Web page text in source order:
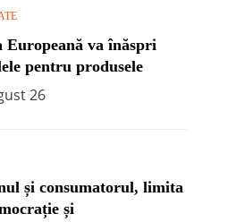
Europeană va înăspri
pentru produsele
26
și consumatorul, limita
și